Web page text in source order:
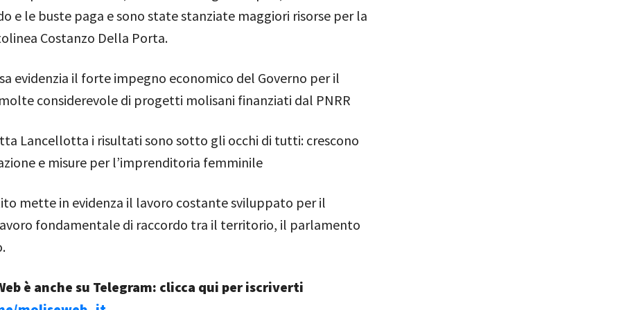
e le buste paga e sono state stanziate maggiori risorse per la
Costanzo Della Porta.
evidenzia il forte impegno economico del Governo per il
considerevole di progetti molisani finanziati dal PNRR
Lancellotta i risultati sono sotto gli occhi di tutti: crescono
e misure per l’imprenditoria femminile
mette in evidenza il lavoro costante sviluppato per il
fondamentale di raccordo tra il territorio, il parlamento
è anche su Telegram: clicca qui per iscriverti